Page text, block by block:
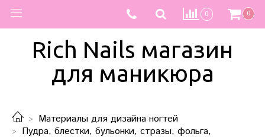
0 0
Rich Nails магазин
для маникюра
Материалы для дизайна ногтей
Пудра, блестки, бульонки, стразы, фольга,